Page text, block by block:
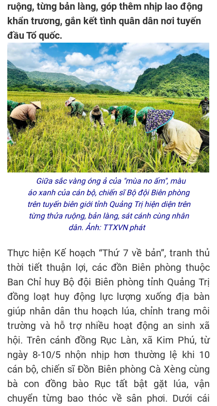
ruộng, từng bản làng, góp thêm nhịp lao động
khẩn trương, gắn kết tình quân dân nơi tuyến
đầu Tổ quốc.
Giữa sắc vàng óng ả của "mùa no ấm", màu
áo xanh của cán bộ, chiến sĩ Bộ đội Biên phòng
trên tuyến biên giới tỉnh Quảng Trị hiện diện trên
từng thửa ruộng, bản làng, sát cánh cùng nhân
dân. Ảnh: TTXVN phát
Thực hiện Kế hoạch “Thứ 7 về bản”, tranh thủ
thời tiết thuận lợi, các đồn Biên phòng thuộc
Ban Chỉ huy Bộ đội Biên phòng tỉnh Quảng Trị
đồng loạt huy động lực lượng xuống địa bàn
giúp nhân dân thu hoạch lúa, chỉnh trang môi
trường và hỗ trợ nhiều hoạt động an sinh xã
hội. Trên cánh đồng Rục Làn, xã Kim Phú, từ
ngày 8-10/5 nhộn nhịp hơn thường lệ khi 10
cán bộ, chiến sĩ Đồn Biên phòng Cà Xèng cùng
bà con đồng bào Rục tất bật gặt lúa, vận
chuyển từng bao thóc về sân phơi. Dưới cái